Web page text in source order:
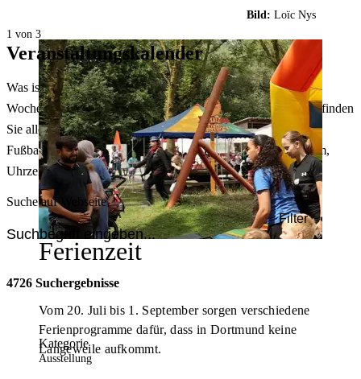
Bild: Loïc Nys
Ferienzeit
Vom 20. Juli bis 1. September sorgen verschiedene
Ferienprogramme dafür, dass in Dortmund keine
Langeweile aufkommt.
1 von 3
Veranstaltungskalender
Was ist heute in Dortmund los? Welche Konzerte gibt es am
Wochenende? Im größten Veranstaltungskalender Dortmunds finden
Sie alle Events – von der Stadt- oder Museumsführung übers
Fußballspiel bis zum Flohmarkt. Sie können dabei nach Datum,
Uhrzeit, Ort oder Art der Veranstaltung auswählen. Viel Spaß!
Suche auf Webseite
Filter
4726 Suchergebnisse
Kategorie
Ausstellung